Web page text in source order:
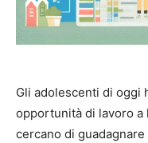
Gli adolescenti di oggi
opportunità di lavoro
cercano di